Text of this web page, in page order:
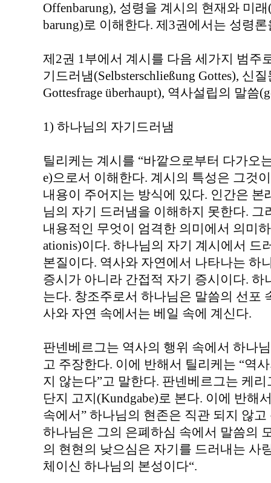
Offenbarung), 성령을 계시의 현재와 미래
barung)로 이해한다. 제3권에서는 성령
제2권 1부에서 계시를 다음 세가지 범주
기드러냄(Selbsterschließung Gottes), 신
Gottesfrage überhaupt), 역사설립의 말씀
1) 하나님의 자기드러냄
틸리케는 계시를 “바깥으로부터 다가오
e)으로서 이해한다. 계시의 특성은 그것
내용이 주어지는 방식에 있다. 인간은
님의 자기 드러냄을 이해하지 못한다.
내용적인 무엇이 엄격한 의미에서 의미
ationis)이다. 하나님의 자기 계시에서 드
본질이다. 역사와 자연에서 나타나는 하
증시가 아니라 간접적 자기 증시이다.
는다. 창조주로서 하나님은 말씀의 선포
사와 자연 속에서는 베일 속에 계신다.
판넨베르그는 역사의 행위 속에서 하나
고 주장한다. 이에 반해서 틸리케는 “역
지 않는다”고 말한다. 판넨베르그는 케
단지 고지(Kundgabe)로 본다. 이에 반해
속에서” 하나님의 현존은 직관 되지 않
하나님은 그의 은폐하심 속에서 말씀의
의 현현의 낮으심은 자기를 드러내는 사
체이신 하나님의 본성이다“.